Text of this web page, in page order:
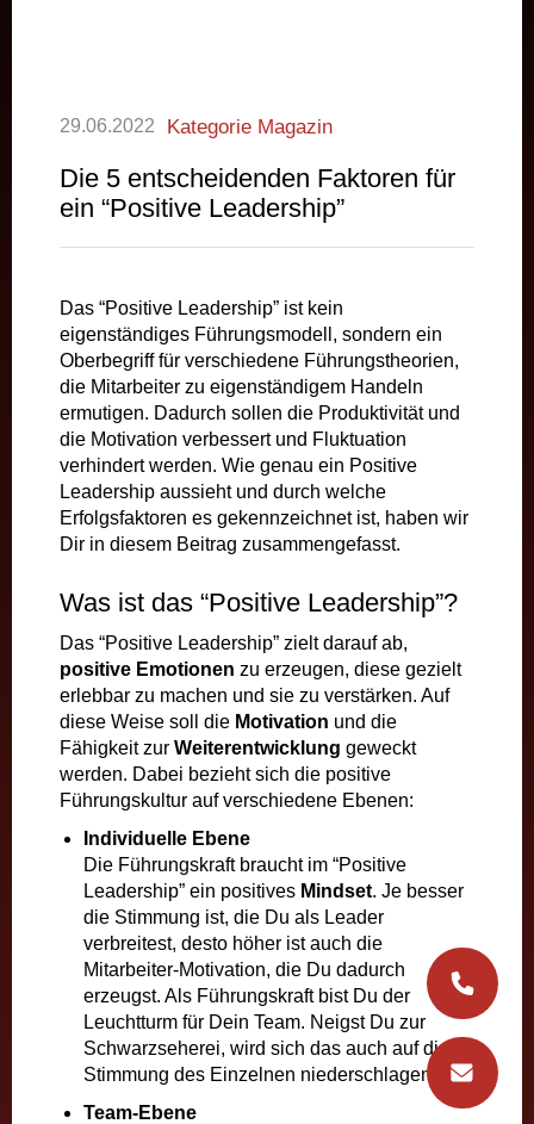
29.06.2022 Kategorie Magazin
Die 5 entscheidenden Faktoren für
ein “Positive Leadership”
Das “Positive Leadership” ist kein
eigenständiges Führungsmodell, sondern ein
Oberbegriff für verschiedene Führungstheorien,
die Mitarbeiter zu eigenständigem Handeln
ermutigen. Dadurch sollen die Produktivität und
die Motivation verbessert und Fluktuation
verhindert werden. Wie genau ein Positive
Leadership aussieht und durch welche
Erfolgsfaktoren es gekennzeichnet ist, haben wir
Dir in diesem Beitrag zusammengefasst.
Was ist das “Positive Leadership”?
Das “Positive Leadership” zielt darauf ab,
positive Emotionen zu erzeugen, diese gezielt
erlebbar zu machen und sie zu verstärken. Auf
diese Weise soll die Motivation und die
Fähigkeit zur Weiterentwicklung geweckt
werden. Dabei bezieht sich die positive
Führungskultur auf verschiedene Ebenen:
Individuelle Ebene
Die Führungskraft braucht im “Positive
Leadership” ein positives Mindset. Je besser
die Stimmung ist, die Du als Leader
verbreitest, desto höher ist auch die
Mitarbeiter-Motivation, die Du dadurch
erzeugst. Als Führungskraft bist Du der
Leuchtturm für Dein Team. Neigst Du zur
Schwarzseherei, wird sich das auch auf die
Stimmung des Einzelnen niederschlagen.
Team-Ebene